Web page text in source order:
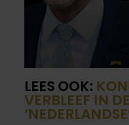
LEES OOK:
VERBLEEF IN